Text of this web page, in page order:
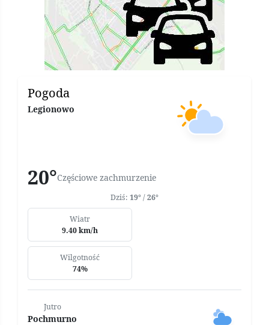
Pogoda
Legionowo
20°Częściowe zachmurzenie
Dziś: 19°/26°
Wiatr
9.40 km/h
Wilgotność
74%
Jutro
Pochmurno